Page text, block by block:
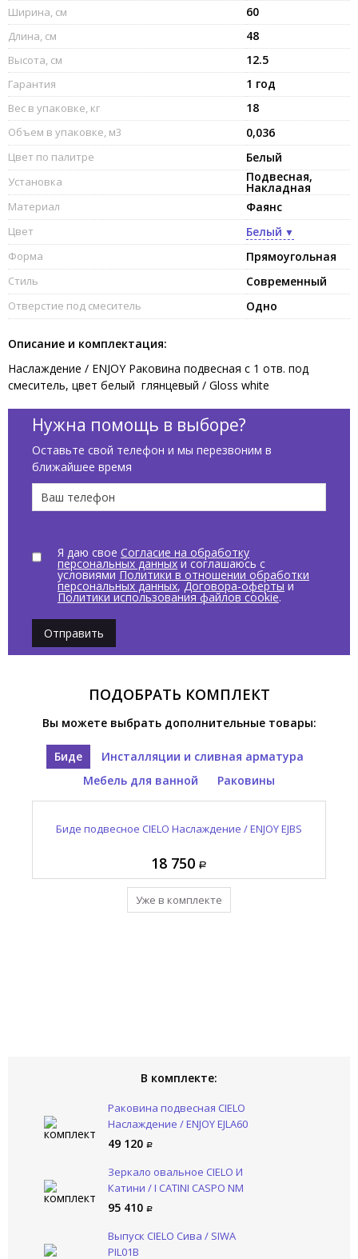
Ширина, см 60
Длина, см 48
Высота, см 12.5
Гарантия 1 год
Вес в упаковке, кг 18
Объем в упаковке, м3 0,036
Цвет по палитре Белый
Установка Подвесная,
Накладная
Материал Фаянс
Цвет Белый
Форма Прямоугольная
Стиль Современный
Отверстие под смеситель Одно
Описание и комплектация:
Наслаждение / ENJOY Раковина подвесная с 1 отв. под
смеситель, цвет белый глянцевый / Gloss white
Нужна помощь в выборе?
Оставьте свой телефон и мы перезвоним в
ближайшее время
Я даю свое Согласие на обработку
персональных данныхи соглашаюсь с
условиями Политики в отношении обработки
персональных данных, Договора-оферты и
Политики использования файлов cookie.
Отправить
ПОДОБРАТЬ КОМПЛЕКТ
Вы можете выбрать дополнительные товары:
Биде
Инсталляции и сливная арматура
Мебель для ванной
Раковины
Биде подвесное CIELO Наслаждение / ENJOY EJBS
18 750
Уже в комплекте
Выпуск CIELO Сива / SIWA PIL01B
8 950
Уже в комплекте
Зеркало овальное CIELO И Катини / I CATINI CASPO
95 410
Уже в комплекте
Раковина подвесная CIELO Наслаждение / ENJOY
49 120
Уже в комплекте
В комплекте:
Раковина подвесная CIELO
Наслаждение / ENJOY EJLA60
49 120
Зеркало овальное CIELO И
Катини / I CATINI CASPO NM
95 410
Выпуск CIELO Сива / SIWA
PIL01B